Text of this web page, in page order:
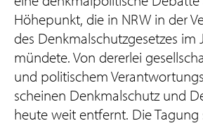
Höhepunkt, die in NRW in der
des Denkmalschutzgesetzes im
mündete. Von dererlei
und politischem
scheinen Denkmalschutz und
heute weit entfernt. Die